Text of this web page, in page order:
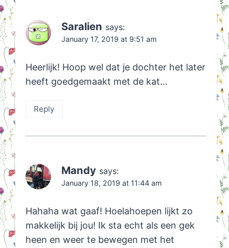
Saralien says:
January 17, 2019 at 9:51 am
Heerlijk! Hoop wel dat je dochter het later
heeft goedgemaakt met de kat…
Reply
Mandy says:
January 18, 2019 at 11:44 am
Hahaha wat gaaf! Hoelahoepen lijkt zo
makkelijk bij jou! Ik sta echt als een gek
heen en weer te bewegen met het